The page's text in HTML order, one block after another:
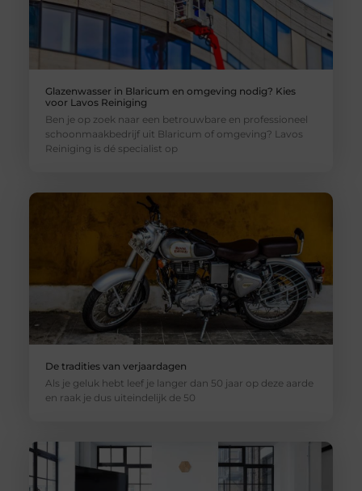
Glazenwasser in Blaricum en omgeving nodig? Kies
voor Lavos Reiniging
Ben je op zoek naar een betrouwbare en professioneel
schoonmaakbedrijf uit Blaricum of omgeving? Lavos
Reiniging is dé specialist op
De tradities van verjaardagen
Als je geluk hebt leef je langer dan 50 jaar op deze aarde
en raak je dus uiteindelijk de 50